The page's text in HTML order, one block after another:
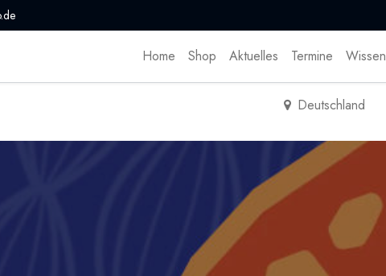
Home Shop Aktuelles Termine Wissen
Deutschland